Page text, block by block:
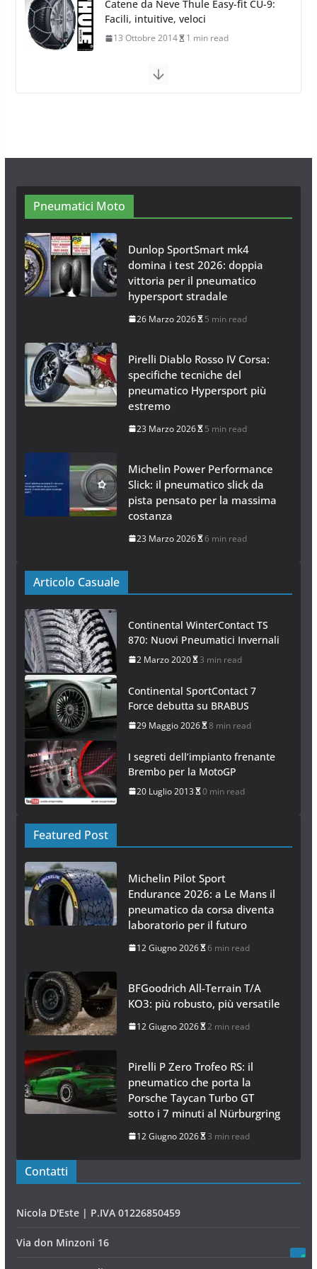
Calze da Neve Arexocks by
Arexons
26 Ottobre 2013 1 min read
Calze da Neve per Auto 2025:
26 Gennaio 2017
Pneumatici Moto
Dunlop SportSmart mk4
domina i test 2026: doppia
vittoria per il pneumatico
hypersport stradale
26 Marzo 2026 5 min read
Pirelli Diablo Rosso IV Corsa:
specifiche tecniche del
pneumatico Hypersport più
estremo
23 Marzo 2026 5 min read
Michelin Power Performance
Slick: il pneumatico slick da
pista pensato per la massima
costanza
23 Marzo 2026 6 min read
Articolo Casuale
Continental WinterContact TS
870: Nuovi Pneumatici Invernali
2 Marzo 2020 3 min read
Continental SportContact 7
Force debutta su BRABUS
29 Maggio 2026 8 min read
I segreti dell’impianto frenante
Brembo per la MotoGP
20 Luglio 2013 0 min read
Featured Post
Michelin Pilot Sport
Endurance 2026: a Le Mans il
pneumatico da corsa diventa
laboratorio per il futuro
12 Giugno 2026 6 min read
BFGoodrich All-Terrain T/A
KO3: più robusto, più versatile
12 Giugno 2026 2 min read
Pirelli P Zero Trofeo RS: il
pneumatico che porta la
Porsche Taycan Turbo GT
sotto i 7 minuti al Nürburgring
12 Giugno 2026 3 min read
Contatti
Nicola D'Este | P.IVA 01226850459
Via don Minzoni 16